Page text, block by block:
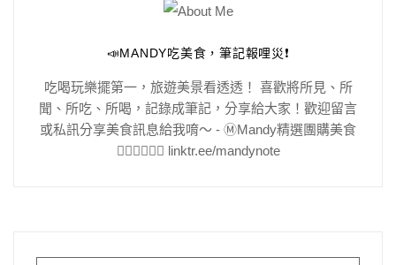
📣MANDY吃美食，筆記報哩災❗️
吃喝玩樂擺第一，旅遊美景看透透！ 喜歡將所見、所
聞、所吃、所喝，記錄成筆記，分享給大家！歡迎留言
或私訊分享美食訊息給我唷～ - Ⓜ️Mandy精選團購美食
👇🏻👇🏻👇🏻 linktr.ee/mandynote